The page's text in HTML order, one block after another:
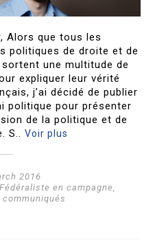
Alors que tous les
politiques de droite et de
sortent une multitude de
expliquer leur vérité
j’ai décidé de publier
politique pour présenter
de la politique et de
S..Voir plus
2016
en campagne
communiqués